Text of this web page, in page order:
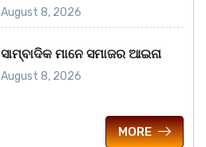
August 8, 2026
ସାମ୍ବାଦିକ ମାନେ ସମାଜର ଆଇନା
August 8, 2026
MORE